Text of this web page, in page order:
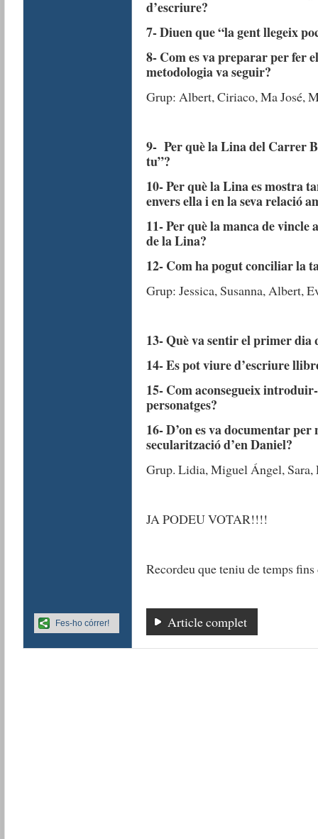
d’escriure?
7- Diuen que “la gent llegeix
8- Com es va preparar per fer
metodologia va seguir?
Grup: Albert, Ciriaco, Ma José,
9- Per què la Lina del Carrer
tu”?
10- Per què la Lina es mostra
envers ella i en la seva relació
11- Per què la manca de vincle
de la Lina?
12- Com ha pogut conciliar la
Grup: Jessica, Susanna, Albert,
13- Què va sentir el primer
14- Es pot viure d’escriure
15- Com aconsegueix
personatges?
16- D’on es va documentar
secularització d’en Daniel?
Grup. Lidia, Miguel Ángel, Sara,
JA PODEU VOTAR!!!!
Recordeu que teniu de temps
Article complet
Fes-ho córrer!